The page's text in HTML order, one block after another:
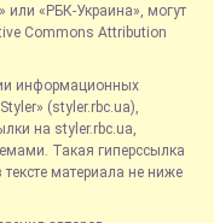
или «РБК-Украина», могут
Commons Attribution
информационных
(styler.rbc.ua),
на styler.rbc.ua,
Такая гиперссылка
материала не ниже